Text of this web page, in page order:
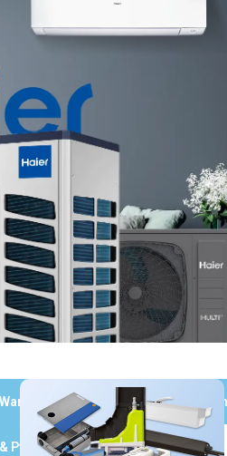
Wartung
& Pflege
Werkzeuge